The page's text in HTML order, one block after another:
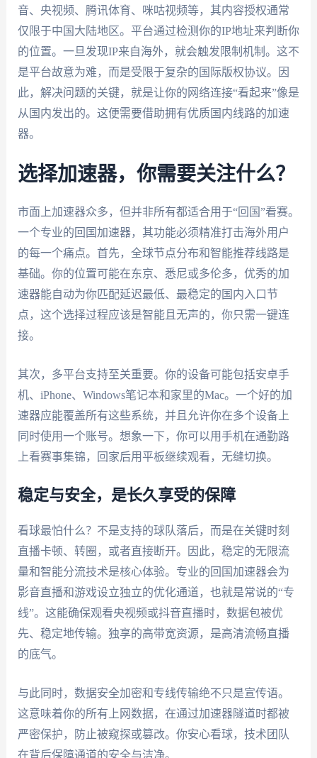
音、央视频、腾讯体育、咪咕视频等，其内容授权通常
仅限于中国大陆地区。平台通过检测你的IP地址来判断你
的位置。一旦发现IP来自海外，就会触发限制机制。这不
是平台故意为难，而是受限于复杂的国际版权协议。因
此，解决问题的关键，就是让你的网络连接“看起来”像是
从国内发出的。这便需要借助拥有优质国内线路的加速
器。
选择加速器，你需要关注什么？
市面上加速器众多，但并非所有都适合用于“回国”看赛。
一个专业的回国加速器，其功能必须精准打击海外用户
的每一个痛点。首先，全球节点分布和智能推荐线路是
基础。你的位置可能在东京、悉尼或多伦多，优秀的加
速器能自动为你匹配延迟最低、最稳定的国内入口节
点，这个选择过程应该是智能且无声的，你只需一键连
接。
其次，多平台支持至关重要。你的设备可能包括安卓手
机、iPhone、Windows笔记本和家里的Mac。一个好的加
速器应能覆盖所有这些系统，并且允许你在多个设备上
同时使用一个账号。想象一下，你可以用手机在通勤路
上看赛事集锦，回家后用平板继续观看，无缝切换。
稳定与安全，是长久享受的保障
看球最怕什么？不是支持的球队落后，而是在关键时刻
直播卡顿、转圈，或者直接断开。因此，稳定的无限流
量和智能分流技术是核心体验。专业的回国加速器会为
影音直播和游戏设立独立的优化通道，也就是常说的“专
线”。这能确保观看央视频或抖音直播时，数据包被优
先、稳定地传输。独享的高带宽资源，是高清流畅直播
的底气。
与此同时，数据安全加密和专线传输绝不只是宣传语。
这意味着你的所有上网数据，在通过加速器隧道时都被
严密保护，防止被窥探或篡改。你安心看球，技术团队
在背后保障通道的安全与洁净。